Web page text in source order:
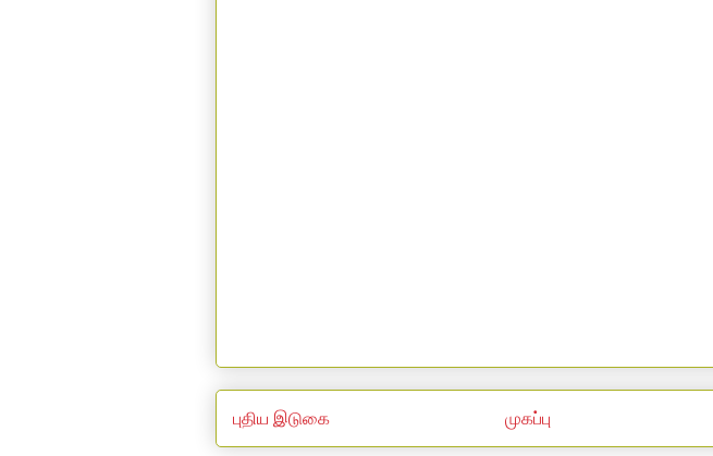
புதிய இடுகை முகப்பு